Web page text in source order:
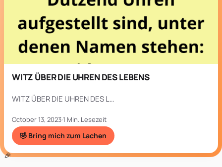
WITZ ÜBER DIE UHREN DES LEBENS
WITZ ÜBER DIE UHREN DES L…
October 13, 2023·1 Min. Lesezeit
🤣 Bring mich zum Lachen